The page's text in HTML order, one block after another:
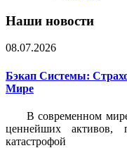
Наши новости
08.07.2026
Бэкап Системы:
Мире
В современном
ценнейших активов,
катастрофой